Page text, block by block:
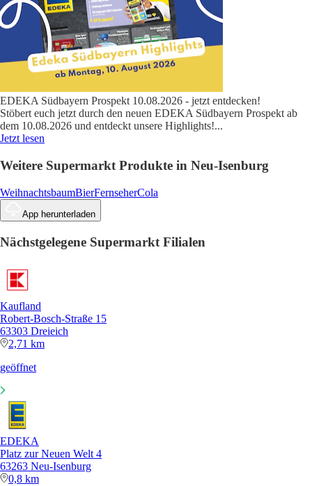
EDEKA Südbayern Prospekt 10.08.2026 - jetzt entdecken!
Stöbert euch jetzt durch den neuen EDEKA Südbayern Prospekt ab
dem 10.08.2026 und entdeckt unsere Highlights!...
Jetzt lesen
Weitere Supermarkt Produkte in Neu-Isenburg
WeihnachtsbaumBierFernseherCola
App herunterladen
Nächstgelegene Supermarkt Filialen
Kaufland
Robert-Bosch-Straße 15
63303 Dreieich
2,71 km
geöffnet
EDEKA
Platz zur Neuen Welt 4
63263 Neu-Isenburg
0,8 km